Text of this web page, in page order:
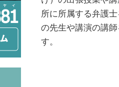
所に所属する弁護
の先生や講演の講
す。